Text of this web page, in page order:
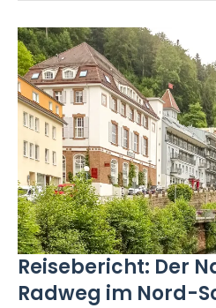
Reisebericht: Der
Radweg im Nord-